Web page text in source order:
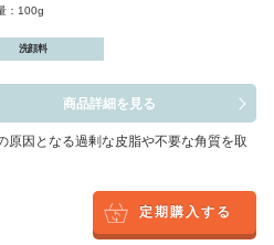
：100g
洗顔料
商品詳細を見る
原因となる過剰な皮脂や不要な角質を取
定期購入する